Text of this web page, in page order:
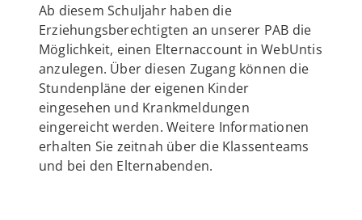
Ab diesem Schuljahr haben die
Erziehungsberechtigten an unserer PAB die
Möglichkeit, einen Elternaccount in WebUntis
anzulegen. Über diesen Zugang können die
Stundenpläne der eigenen Kinder
eingesehen und Krankmeldungen
eingereicht werden. Weitere Informationen
erhalten Sie zeitnah über die Klassenteams
und bei den Elternabenden.